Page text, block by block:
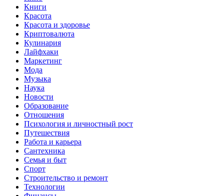
Книги
Красота
Красота и здоровье
Криптовалюта
Кулинария
Лайфхаки
Маркетинг
Мода
Музыка
Наука
Новости
Образование
Отношения
Психология и личностный рост
Путешествия
Работа и карьера
Сантехника
Семья и быт
Спорт
Строительство и ремонт
Технологии